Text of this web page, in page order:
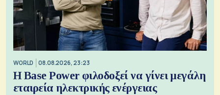
WORLD 08.08.2026, 23:23
Η Base Power φιλοδοξεί να γίνει μεγάλη
εταιρεία ηλεκτρικής ενέργειας